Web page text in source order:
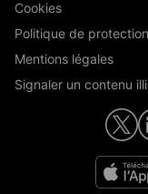
Cookies
Politique de
Mentions légales
Signaler un contenu